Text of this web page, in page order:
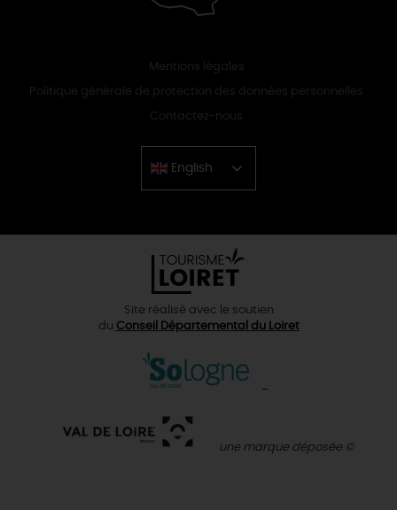
Mentions légales
Politique générale de protection des données personnelles
Contactez-nous
English
Chinese
Site réalisé avec le soutien
du Conseil Départemental du Loiret
une marque déposée ©